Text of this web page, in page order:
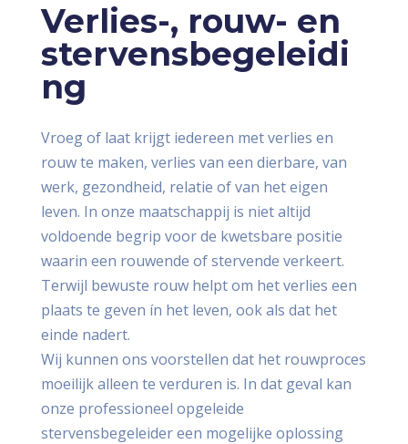
Verlies-, rouw- en
stervensbegeleidi
ng
Vroeg of laat krijgt iedereen met verlies en
rouw te maken, verlies van een dierbare, van
werk, gezondheid, relatie of van het eigen
leven. In onze maatschappij is niet altijd
voldoende begrip voor de kwetsbare positie
waarin een rouwende of stervende verkeert.
Terwijl bewuste rouw helpt om het verlies een
plaats te geven ín het leven, ook als dat het
einde nadert.
Wij kunnen ons voorstellen dat het rouwproces
moeilijk alleen te verduren is. In dat geval kan
onze professioneel opgeleide
stervensbegeleider een mogelijke oplossing